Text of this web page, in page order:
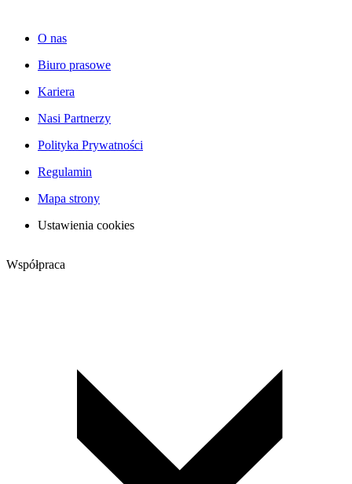
O nas
Biuro prasowe
Kariera
Nasi Partnerzy
Polityka Prywatności
Regulamin
Mapa strony
Ustawienia cookies
Współpraca